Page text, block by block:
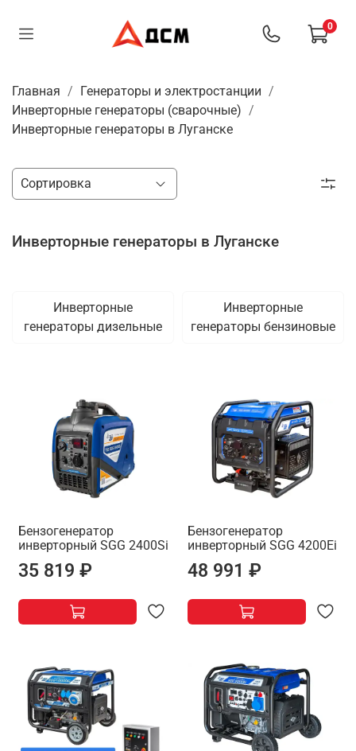
0
Главная
Генераторы и электростанции
Инверторные генераторы (сварочные)
Инверторные генераторы в Луганске
Инверторные генераторы в Луганске
Инверторные
генераторы дизельные
Инверторные
генераторы бензиновые
Бензогенератор
инверторный SGG 2400Si
35 819 ₽
Бензогенератор
инверторный SGG 4200Ei
48 991 ₽